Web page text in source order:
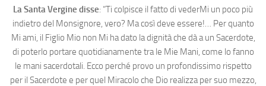
La Santa Vergine disse: “Ti colpisce il fatto di vederMi un poco più
indietro del Monsignore, vero? Ma così deve essere!… Per quanto
Mi ami, il Figlio Mio non Mi ha dato la dignità che dà a un Sacerdote,
di poterlo portare quotidianamente tra le Mie Mani, come lo fanno
le mani sacerdotali. Ecco perché provo un profondissimo rispetto
per il Sacerdote e per quel Miracolo che Dio realizza per suo mezzo,